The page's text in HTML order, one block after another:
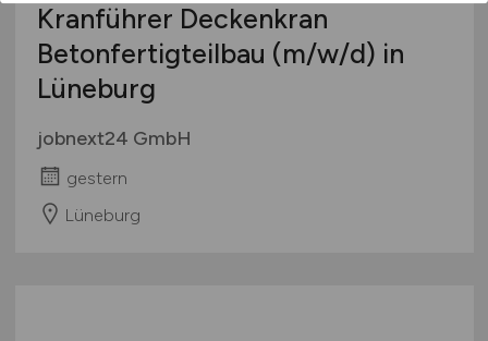
Kranführer Deckenkran
Betonfertigteilbau (m/w/d) in
Lüneburg
jobnext24 GmbH
gestern
Lüneburg